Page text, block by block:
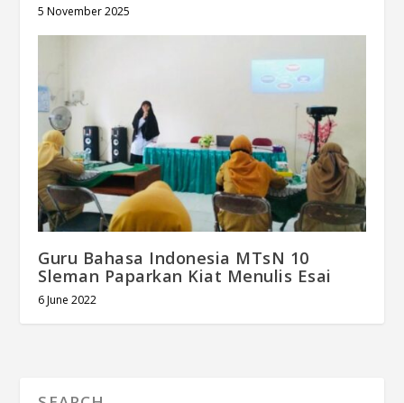
5 November 2025
Guru Bahasa Indonesia MTsN 10
Sleman Paparkan Kiat Menulis Esai
6 June 2022